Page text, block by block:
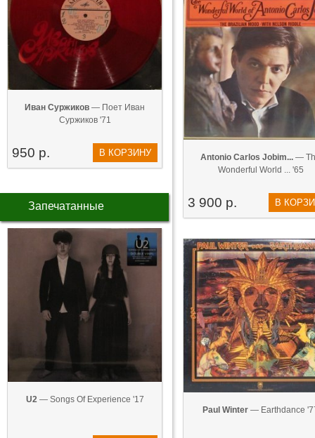
Иван Суржиков — Поет Иван
Суржиков '71
950 р. В КОРЗИНУ
Запечатанные
U2— Songs Of Experience '17
Antonio Carlos Jobim... —
Wonderful World ... '65
3 900 р. В
Paul Winter — Earthdance